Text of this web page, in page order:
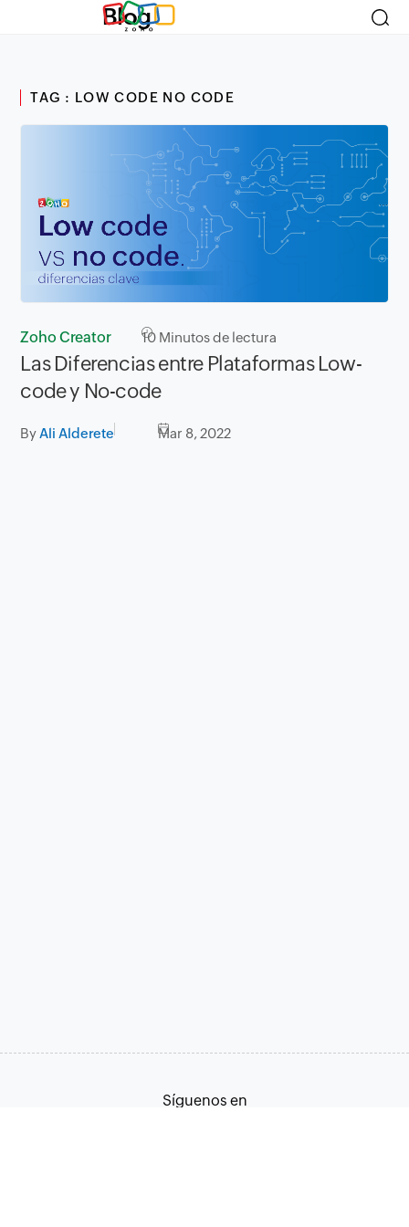
Blog
TAG : LOW CODE NO CODE
Zoho Creator 10 Minutos de lectura
Las Diferencias entre Plataformas Low-
code y No-code
ByAli Alderete Mar 8, 2022
Síguenos en